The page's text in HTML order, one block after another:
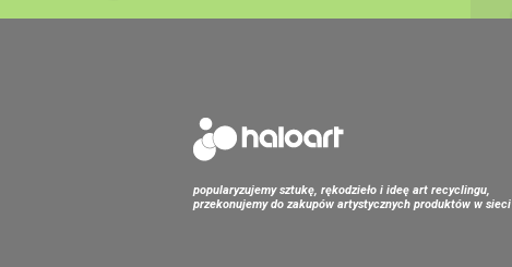
popularyzujemy sztukę, rękodzieło i ideę art recyclingu,
przekonujemy do zakupów artystycznych produktów w sieci